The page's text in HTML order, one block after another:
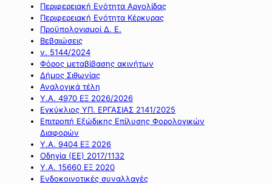
Περιφερειακή Ενότητα Αργολίδας
Περιφερειακή Ενότητα Κέρκυρας
Προϋπολογισμοί Δ. Ε.
Βεβαιώσεις
ν. 5144/2024
Φόρος μεταβίβασης ακινήτων
Δήμος Σιθωνίας
Αναλογικά τέλη
Υ.Α. 4970 ΕΞ 2026/2026
Εγκύκλιος ΥΠ. ΕΡΓΑΣΙΑΣ 2141/2025
Επιτροπή Εξώδικης Επίλυσης Φορολογικών
Διαφορών
Υ.Α. 9404 ΕΞ 2026
Οδηγία (ΕΕ) 2017/1132
Υ.Α. 15660 ΕΞ 2020
Ενδοκοινοτικές συναλλαγές